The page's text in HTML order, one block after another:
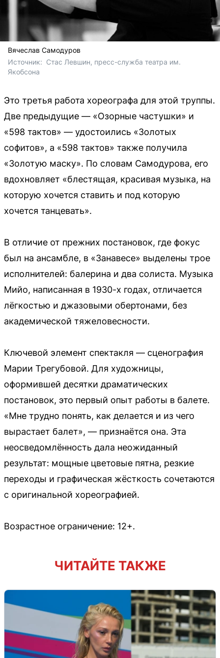
Вячеслав Самодуров
Источник: Стас Левшин, пресс-служба театра им.
Якобсона
Это третья работа хореографа для этой труппы.
Две предыдущие — «Озорные частушки» и
«598 тактов» — удостоились «Золотых
софитов», а «598 тактов» также получила
«Золотую маску». По словам Самодурова, его
вдохновляет «блестящая, красивая музыка, на
которую хочется ставить и под которую
хочется танцевать».
В отличие от прежних постановок, где фокус
был на ансамбле, в «Занавесе» выделены трое
исполнителей: балерина и два солиста. Музыка
Мийо, написанная в 1930-х годах, отличается
лёгкостью и джазовыми обертонами, без
академической тяжеловесности.
Ключевой элемент спектакля — сценография
Марии Трегубовой. Для художницы,
оформившей десятки драматических
постановок, это первый опыт работы в балете.
«Мне трудно понять, как делается и из чего
вырастает балет», — признаётся она. Эта
неосведомлённость дала неожиданный
результат: мощные цветовые пятна, резкие
переходы и графическая жёсткость сочетаются
с оригинальной хореографией.
Возрастное ограничение: 12+.
ЧИТАЙТЕ ТАКЖЕ